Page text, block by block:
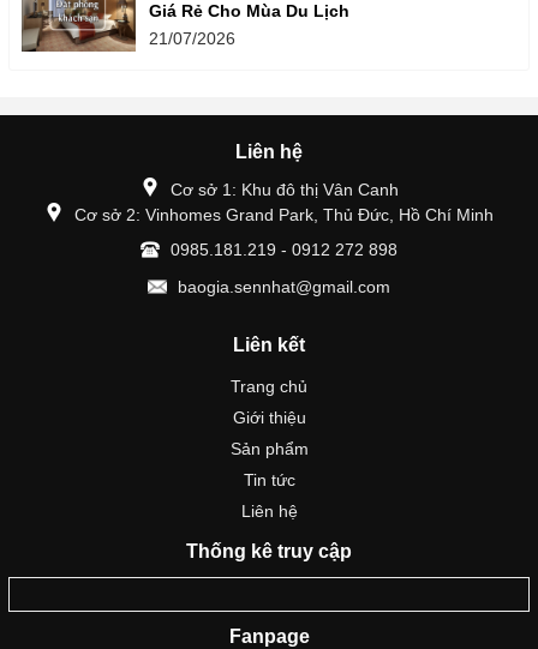
Giá Rẻ Cho Mùa Du Lịch
21/07/2026
Liên hệ
Cơ sở 1: Khu đô thị Vân Canh
Cơ sở 2: Vinhomes Grand Park, Thủ Đức, Hồ Chí Minh
0985.181.219 - 0912 272 898
baogia.sennhat@gmail.com
Liên kết
Trang chủ
Giới thiệu
Sản phẩm
Tin tức
Liên hệ
Thống kê truy cập
Fanpage